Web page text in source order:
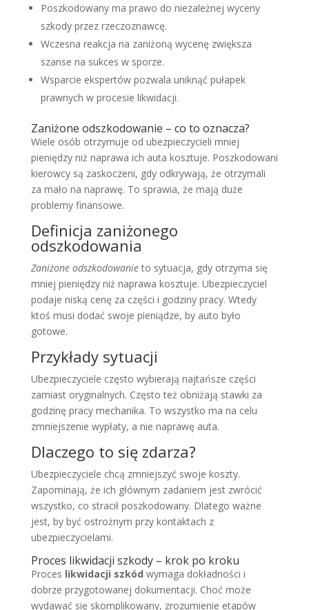
Poszkodowany ma prawo do niezależnej wyceny
szkody przez rzeczoznawcę.
Wczesna reakcja na zaniżoną wycenę zwiększa
szanse na sukces w sporze.
Wsparcie ekspertów pozwala uniknąć pułapek
prawnych w procesie likwidacji.
Zaniżone odszkodowanie – co to oznacza?
Wiele osób otrzymuje od ubezpieczycieli mniej
pieniędzy niż naprawa ich auta kosztuje. Poszkodowani
kierowcy są zaskoczeni, gdy odkrywają, że otrzymali
za mało na naprawę. To sprawia, że mają duże
problemy finansowe.
Definicja zaniżonego
odszkodowania
Zaniżone odszkodowanieto sytuacja, gdy otrzyma się
mniej pieniędzy niż naprawa kosztuje. Ubezpieczyciel
podaje niską cenę za części i godziny pracy. Wtedy
ktoś musi dodać swoje pieniądze, by auto było
gotowe.
Przykłady sytuacji
Ubezpieczyciele często wybierają najtańsze części
zamiast oryginalnych. Często też obniżają stawki za
godzinę pracy mechanika. To wszystko ma na celu
zmniejszenie wypłaty, a nie naprawę auta.
Dlaczego to się zdarza?
Ubezpieczyciele chcą zmniejszyć swoje koszty.
Zapominają, że ich głównym zadaniem jest zwrócić
wszystko, co stracił poszkodowany. Dlatego ważne
jest, by być ostrożnym przy kontaktach z
ubezpieczycielami.
Proces likwidacji szkody – krok po kroku
Proces likwidacji szkód wymaga dokładności i
dobrze przygotowanej dokumentacji. Choć może
wydawać się skomplikowany, zrozumienie etapów